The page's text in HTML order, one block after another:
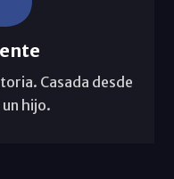
Casada desde
hijo.